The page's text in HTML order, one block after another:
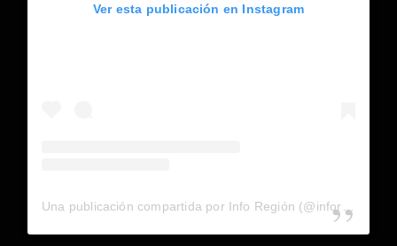
Ver esta publicación en Instagram